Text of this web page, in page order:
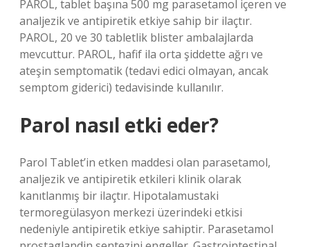
PAROL, tablet başına 500 mg parasetamol içeren ve
analjezik ve antipiretik etkiye sahip bir ilaçtır.
PAROL, 20 ve 30 tabletlik blister ambalajlarda
mevcuttur. PAROL, hafif ila orta şiddette ağrı ve
ateşin semptomatik (tedavi edici olmayan, ancak
semptom giderici) tedavisinde kullanılır.
Parol nasıl etki eder?
Parol Tablet’in etken maddesi olan parasetamol,
analjezik ve antipiretik etkileri klinik olarak
kanıtlanmış bir ilaçtır. Hipotalamustaki
termoregülasyon merkezi üzerindeki etkisi
nedeniyle antipiretik etkiye sahiptir. Parasetamol